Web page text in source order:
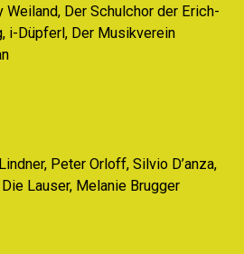
Weiland, Der Schulchor der Erich-
i-Düpferl, Der Musikverein
Peter Orloff, Silvio D’anza,
Lauser, Melanie Brugger